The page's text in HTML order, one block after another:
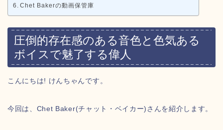
Chet Bakerの動画保管庫
圧倒的存在感のある音色と色気ある
ボイスで魅了する偉人
こんにちは! けんちゃんです。
今回は、Chet Baker(チャット・ベイカー)さんを紹介します。